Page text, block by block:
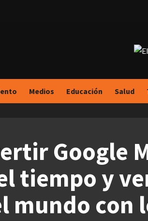
Medios Educación Salud
Google
tiempo y
mundo con